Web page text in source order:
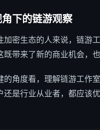
下的链游观察
加密生态的人来说，链游
既带来了新的商业机会，
的角度看，理解链游工作
还是行业从业者，都应该